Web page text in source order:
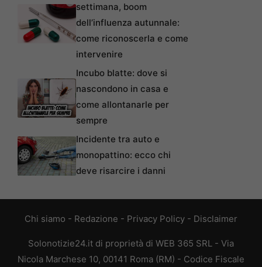
settimana, boom
dell’influenza autunnale:
come riconoscerla e come
intervenire
Incubo blatte: dove si
nascondono in casa e
come allontanarle per
sempre
Incidente tra auto e
monopattino: ecco chi
deve risarcire i danni
Chi siamo - Redazione - Privacy Policy - Disclaimer
Solonotizie24.it di proprietà di WEB 365 SRL - Via
Nicola Marchese 10, 00141 Roma (RM) - Codice Fiscale